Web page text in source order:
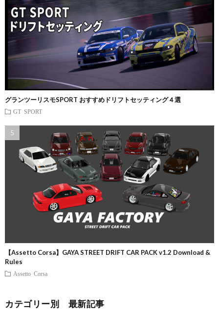
グランツーリスモSPORT おすすめドリフトセッティング４選
GT SPORT
【Assetto Corsa】GAYA STREET DRIFT CAR PACK v1.2 Download &
Rules
Assetto Corsa
カテゴリー別 最新記事